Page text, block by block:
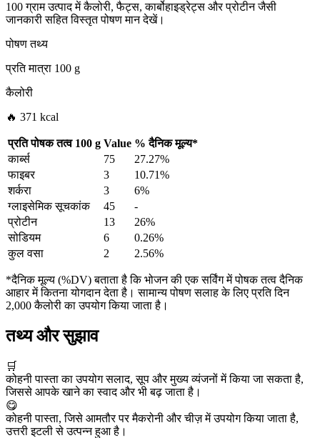
100 ग्राम उत्पाद में कैलोरी, फैट्स, कार्बोहाइड्रेट्स और प्रोटीन जैसी
जानकारी सहित विस्तृत पोषण मान देखें।
पोषण तथ्य
प्रति मात्रा 100 g
कैलोरी
🔥 371 kcal
प्रति पोषक तत्व 100 g Value %दैनिक मूल्य*
कार्ब्स
75
27.27%
फाइबर
3
10.71%
शर्करा
3
6%
ग्लाइसेमिक सूचकांक
45
-
प्रोटीन
13
26%
सोडियम
6
0.26%
कुल वसा
2 2.56%
*दैनिक मूल्य (%DV) बताता है कि भोजन की एक सर्विंग में पोषक तत्व दैनिक
आहार में कितना योगदान देता है। सामान्य पोषण सलाह के लिए प्रति दिन
2,000 कैलोरी का उपयोग किया जाता है।
तथ्य और सुझाव
🛒
कोहनी पास्ता का उपयोग सलाद, सूप और मुख्य व्यंजनों में किया जा सकता है,
जिससे आपके खाने का स्वाद और भी बढ़ जाता है।
😋
कोहनी पास्ता, जिसे आमतौर पर मैकरोनी और चीज़ में उपयोग किया जाता है,
उत्तरी इटली से उत्पन्न हुआ है।